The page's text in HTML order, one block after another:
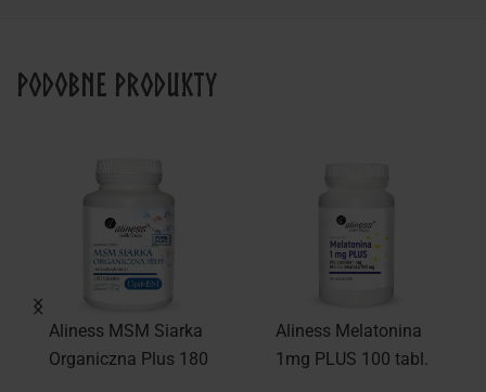
Podobne produkty
Aliness MSM Siarka
Organiczna Plus 180
Aliness Melatonina
1mg PLUS 100 tabl.